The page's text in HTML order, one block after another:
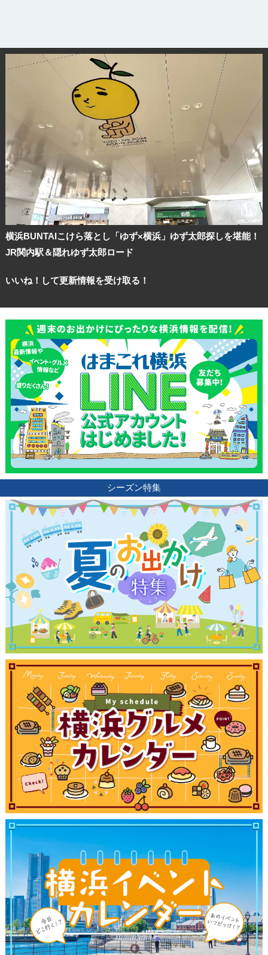
横浜BUNTAIこけら落とし「ゆず×横浜」ゆず太郎探しを堪能！
JR関内駅＆隠れゆず太郎ロード
いいね！して更新情報を受け取る！
シーズン特集
観光ガイド
ランキング
ブログ記事
サイトについて